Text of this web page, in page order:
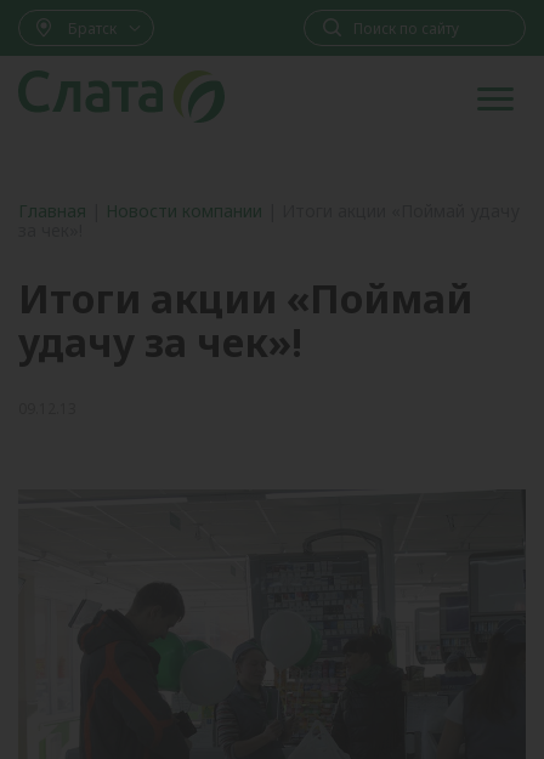
Братск
Главная Новости компании
Итоги акции «Поймай
удачу за чек»!